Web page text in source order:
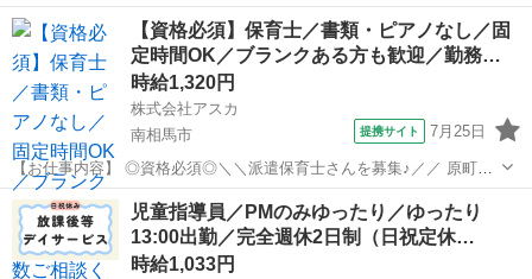
＊活動の支援 ＊見守り・保護者対応 など 【シフト】 ＊7時30分～18
時30分の間で8時間勤務 ※時短勤務は相談ください。 ＊週3～OK...
福島 須賀川市 保育士
【資格必須】保育士／書類・ピアノなし／固
定時間OK／ブランクある方も歓迎／勤務…
時給1,320円
株式会社アスカ
南相馬市
提携サイト 7月25日
【お仕事内容】 ◎資格必須◎＼＼派遣保育士さんを募集♪／／ 原町聖
愛こども園は、 南相馬市にある緑豊かな園庭が特徴的な保育園です。
▽お仕事内容 ‾‾‾‾‾‾‾‾‾‾‾‾‾‾‾ 主に縦割り保育（ファミリークラス）の 保...
福島 南相馬市 保育士
児童指導員／PMのみゆったり／ゆったり
13:00出勤／完全週休2日制（日祝定休…
時給1,033円